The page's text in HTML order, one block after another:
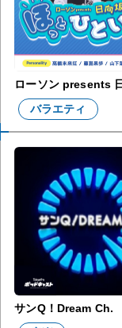
バラエティ
サンQ！Dream Ch.